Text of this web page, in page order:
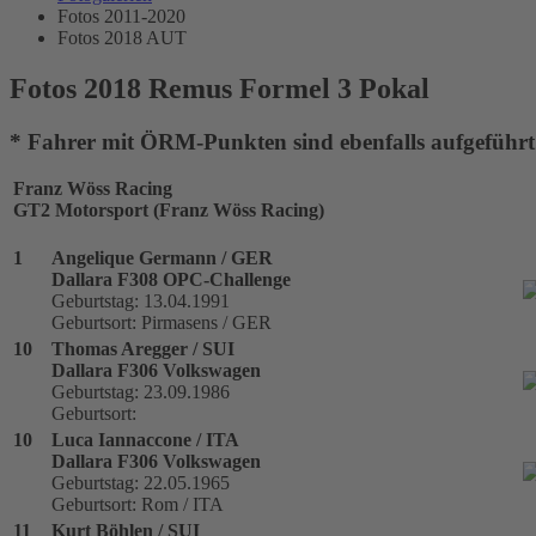
Fotos 2011-2020
Fotos 2018 AUT
Fotos 2018 Remus Formel 3 Pokal
* Fahrer mit ÖRM-Punkten sind ebenfalls
Franz Wöss Racing
GT2 Motorsport (Franz Wöss Racing)
1
Angelique Germann / GER
Dallara F308 OPC-Challenge
Geburtstag: 13.04.1991
Geburtsort: Pirmasens / GER
10
Thomas Aregger / SUI
Dallara F306 Volkswagen
Geburtstag: 23.09.1986
Geburtsort:
10
Luca Iannaccone / ITA
Dallara F306 Volkswagen
Geburtstag: 22.05.1965
Geburtsort: Rom / ITA
11
Kurt Böhlen / SUI